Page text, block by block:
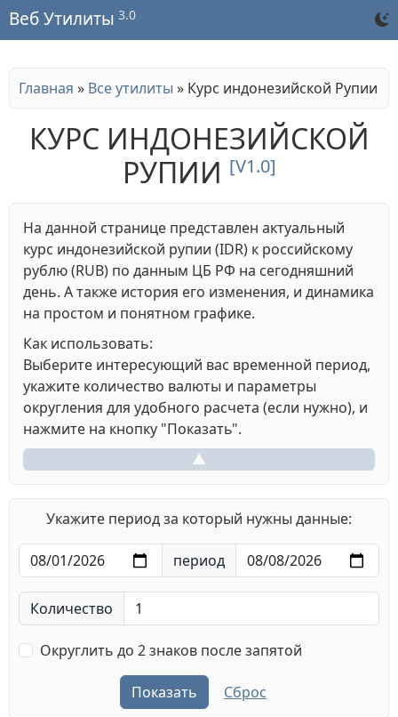
Веб Утилиты 3.0
Главная » Все утилиты » Курс индонезийской Рупии
КУРС ИНДОНЕЗИЙСКОЙ
РУПИИ [V1.0]
На данной странице представлен актуальный
курс индонезийской рупии (IDR) к российскому
рублю (RUB) по данным ЦБ РФ на сегодняшний
день. А также история его изменения, и динамика
на простом и понятном графике.
Как использовать:
Выберите интересующий вас временной период,
укажите количество валюты и параметры
округления для удобного расчета (если нужно), и
нажмите на кнопку "Показать".
▲
Укажите период за который нужны данные:
период
Количество
Округлить до 2 знаков после запятой
Показать Сброс